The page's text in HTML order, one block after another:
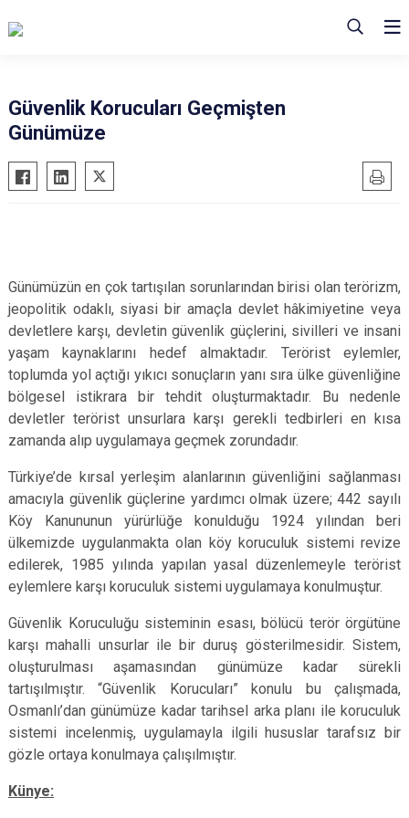
Güvenlik Korucuları Geçmişten
Günümüze
Günümüzün en çok tartışılan sorunlarından birisi olan terörizm,
jeopolitik odaklı, siyasi bir amaçla devlet hâkimiyetine veya
devletlere karşı, devletin güvenlik güçlerini, sivilleri ve insani
yaşam kaynaklarını hedef almaktadır. Terörist eylemler,
toplumda yol açtığı yıkıcı sonuçların yanı sıra ülke güvenliğine
bölgesel istikrara bir tehdit oluşturmaktadır. Bu nedenle
devletler terörist unsurlara karşı gerekli tedbirleri en kısa
zamanda alıp uygulamaya geçmek zorundadır.
Türkiye’de kırsal yerleşim alanlarının güvenliğini sağlanması
amacıyla güvenlik güçlerine yardımcı olmak üzere; 442 sayılı
Köy Kanununun yürürlüğe konulduğu 1924 yılından beri
ülkemizde uygulanmakta olan köy koruculuk sistemi revize
edilerek, 1985 yılında yapılan yasal düzenlemeyle terörist
eylemlere karşı koruculuk sistemi uygulamaya konulmuştur.
Güvenlik Koruculuğu sisteminin esası, bölücü terör örgütüne
karşı mahalli unsurlar ile bir duruş gösterilmesidir. Sistem,
oluşturulması aşamasından günümüze kadar sürekli
tartışılmıştır. “Güvenlik Korucuları” konulu bu çalışmada,
Osmanlı’dan günümüze kadar tarihsel arka planı ile koruculuk
sistemi incelenmiş, uygulamayla ilgili hususlar tarafsız bir
gözle ortaya konulmaya çalışılmıştır.
Künye: